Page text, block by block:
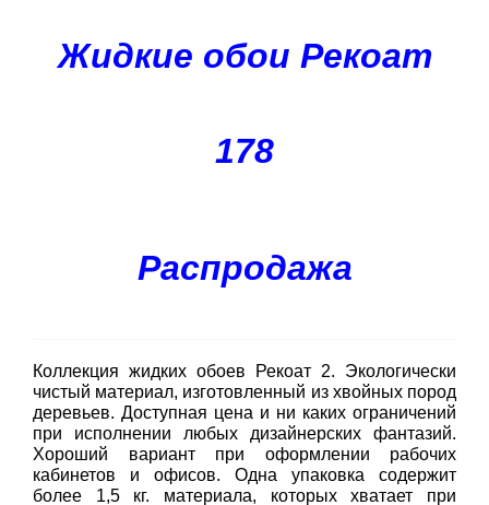
Жидкие обои Рекоат
178
Распродажа
Коллекция жидких обоев Рекоат 2. Экологически
чистый материал, изготовленный из хвойных пород
деревьев. Доступная цена и ни каких ограничений
при исполнении любых дизайнерских фантазий.
Хороший вариант при оформлении рабочих
кабинетов и офисов. Одна упаковка содержит
более 1,5 кг. материала, которых хватает при